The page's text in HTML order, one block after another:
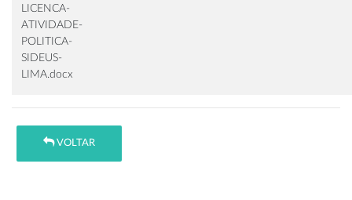
LICENCA-
ATIVIDADE-
POLITICA-
SIDEUS-
LIMA.docx
VOLTAR